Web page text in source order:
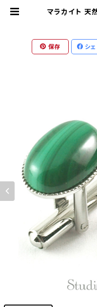
マラカイト 天
保存 シ